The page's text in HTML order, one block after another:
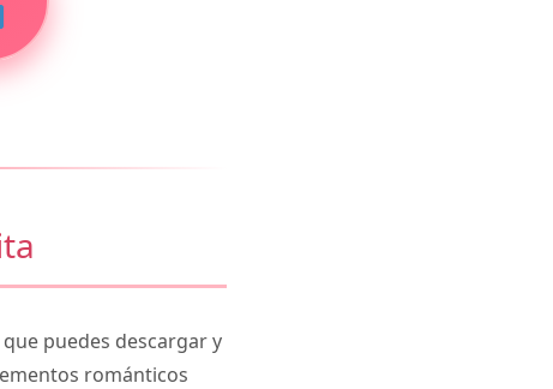
que puedes descargar y
románticos